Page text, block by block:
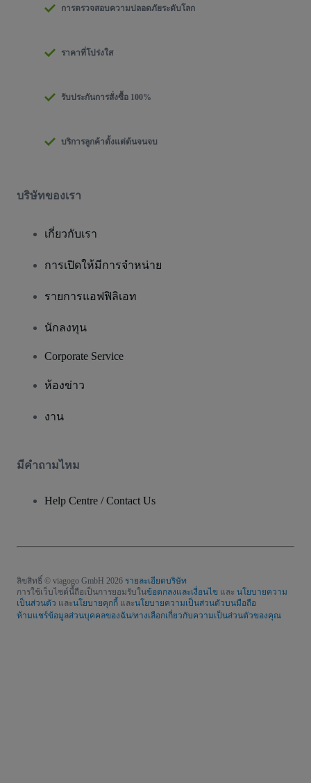
การตรวจสอบความปลอดภัยระดับโลก
ราคาที่โปร่งใส
รับประกันการสั่งซื้อ 100%
บริการลูกค้าตั้งแต่ต้นจนจบ
บริษัทของเรา
เกี่ยวกับเรา
การเปิดให้มีการจำหน่าย
รายการแอฟฟิลิเอท
นักลงทุน
Corporate Service
ห้องข่าว
งาน
มีคําถามไหม
Help Centre / Contact Us
ลิขสิทธิ์ © viagogo GmbH 2026 รายละเอียดบริษัท
การใช้เว็บไซต์นี้ถือเป็นการยอมรับในข้อตกลงและเงื่อนไข และ นโยบายความ
เป็นส่วนตัว และนโยบายคุกกี้ และนโยบายความเป็นส่วนตัวบนมือถือ
ห้ามแชร์ข้อมูลส่วนบุคคลของฉัน/ทางเลือกเกี่ยวกับความเป็นส่วนตัวของคุณ